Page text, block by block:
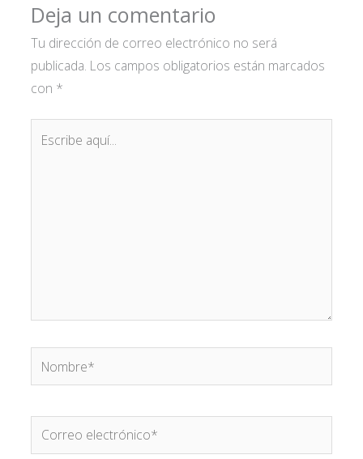
Deja un comentario
Tu dirección de correo electrónico no será
publicada. Los campos obligatorios están marcados
con *
Nombre*
Correo
electrónico*